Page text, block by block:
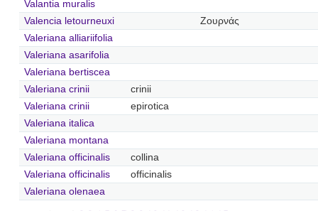
Valantia muralis
Valencia letourneuxi
Ζουρνάς
Valeriana alliariifolia
Valeriana asarifolia
Valeriana bertiscea
Valeriana crinii
crinii
Valeriana crinii
epirotica
Valeriana italica
Valeriana montana
Valeriana officinalis
collina
Valeriana officinalis
officinalis
Valeriana olenaea